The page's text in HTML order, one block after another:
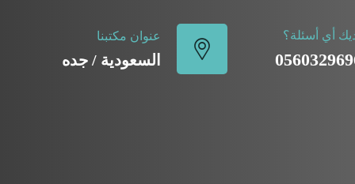
عنوان مكتبنا
السعودية / جده
أي أسئلة؟